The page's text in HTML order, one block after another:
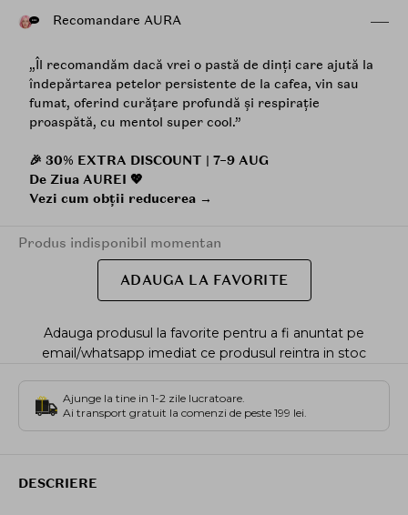
Recomandare AURA
„Îl recomandăm dacă vrei o pastă de dinți care ajută la
îndepărtarea petelor persistente de la cafea, vin sau
fumat, oferind curățare profundă și respirație
proaspătă, cu mentol super cool.”
🎉 30% EXTRA DISCOUNT | 7–9 AUG
De Ziua AUREI 💖
Vezi cum obții reducerea →
Produs indisponibil momentan
ADAUGA LA FAVORITE
Adauga produsul la favorite pentru a fi anuntat pe
email/whatsapp imediat ce produsul reintra in stoc
Ajunge la tine in 1-2 zile lucratoare.
Ai transport gratuit la comenzi de peste 199 lei.
DESCRIERE